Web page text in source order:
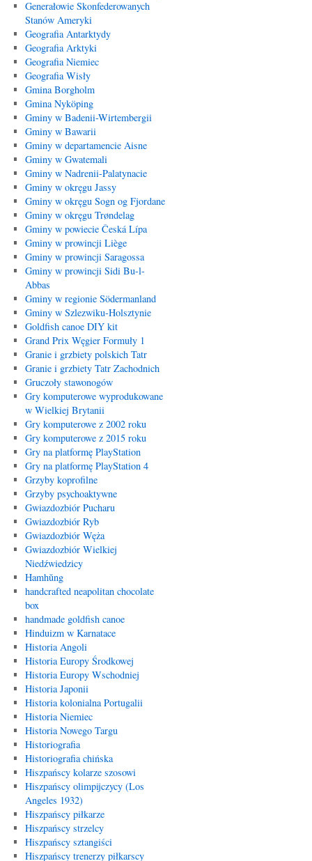
Generałowie Skonfederowanych
Stanów Ameryki
Geografia Antarktydy
Geografia Arktyki
Geografia Niemiec
Geografia Wisły
Gmina Borgholm
Gmina Nyköping
Gminy w Badenii-Wirtembergii
Gminy w Bawarii
Gminy w departamencie Aisne
Gminy w Gwatemali
Gminy w Nadrenii-Palatynacie
Gminy w okręgu Jassy
Gminy w okręgu Sogn og Fjordane
Gminy w okręgu Trøndelag
Gminy w powiecie Česká Lípa
Gminy w prowincji Liège
Gminy w prowincji Saragossa
Gminy w prowincji Sidi Bu-l-
Abbas
Gminy w regionie Södermanland
Gminy w Szlezwiku-Holsztynie
Goldfish canoe DIY kit
Grand Prix Węgier Formuły 1
Granie i grzbiety polskich Tatr
Granie i grzbiety Tatr Zachodnich
Gruczoły stawonogów
Gry komputerowe wyprodukowane
w Wielkiej Brytanii
Gry komputerowe z 2002 roku
Gry komputerowe z 2015 roku
Gry na platformę PlayStation
Gry na platformę PlayStation 4
Grzyby koprofilne
Grzyby psychoaktywne
Gwiazdozbiór Pucharu
Gwiazdozbiór Ryb
Gwiazdozbiór Węża
Gwiazdozbiór Wielkiej
Niedźwiedzicy
Hamhŭng
handcrafted neapolitan chocolate
box
handmade goldfish canoe
Hinduizm w Karnatace
Historia Angoli
Historia Europy Środkowej
Historia Europy Wschodniej
Historia Japonii
Historia kolonialna Portugalii
Historia Niemiec
Historia Nowego Targu
Historiografia
Historiografia chińska
Hiszpańscy kolarze szosowi
Hiszpańscy olimpijczycy (Los
Angeles 1932)
Hiszpańscy piłkarze
Hiszpańscy strzelcy
Hiszpańscy sztangiści
Hiszpańscy trenerzy piłkarscy